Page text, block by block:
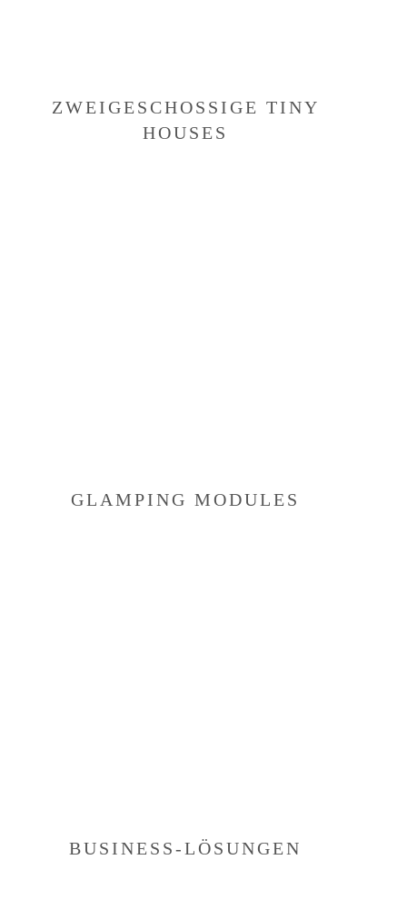
ZWEIGESCHOSSIGE TINY
HOUSES
GLAMPING MODULES
BUSINESS-LÖSUNGEN